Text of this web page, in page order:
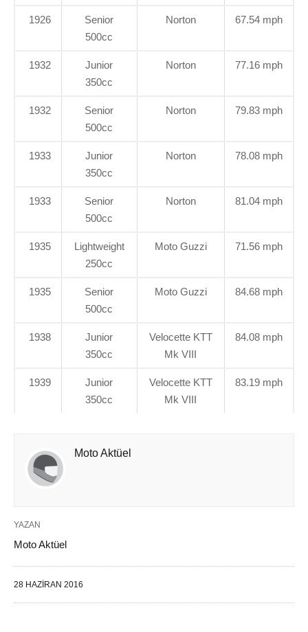
1926
Senior
500cc
Norton 67.54 mph
1932
Junior
350cc
Norton 77.16 mph
1932
Senior
500cc
Norton 79.83 mph
1933
Junior
350cc
Norton 78.08 mph
1933
Senior
500cc
Norton 81.04 mph
1935
Lightweight
250cc
Moto Guzzi 71.56 mph
1935
Senior
500cc
Moto Guzzi 84.68 mph
1938
Junior
350cc
Velocette KTT
Mk VIII
84.08 mph
1939
Junior
350cc
Velocette KTT
Mk VIII
83.19 mph
Moto Aktüel
YAZAN
Moto Aktüel
28 HAZIRAN 2016